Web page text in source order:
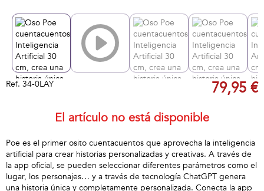
Ref. 34-0LAY 79,95 €
El artículo no está disponible
Poe es el primer osito cuentacuentos que aprovecha la inteligencia
artificial para crear historias personalizadas y creativas. A través de
la app oficial, se pueden seleccionar diferentes parámetros como el
lugar, los personajes… y a través de tecnología ChatGPT genera
una historia única y completamente personalizada. Conecta la app